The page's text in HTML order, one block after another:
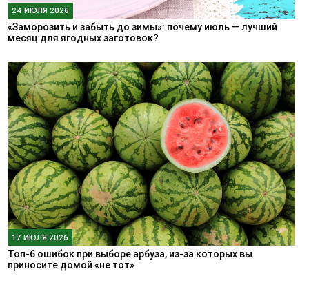
24 ИЮЛЯ 2026
«Заморозить и забыть до зимы»: почему июль — лучший
месяц для ягодных заготовок?
17 ИЮЛЯ 2026
Топ-6 ошибок при выборе арбуза, из-за которых вы
приносите домой «не тот»